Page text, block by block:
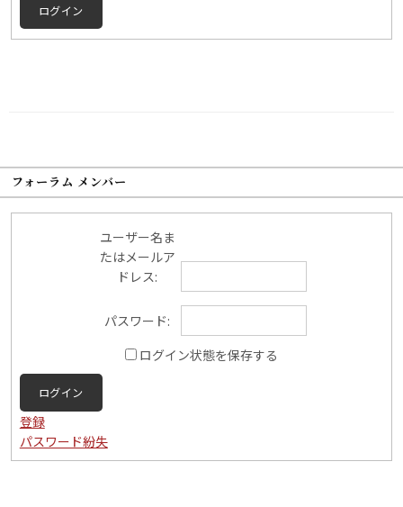
ログイン
フォーラム メンバー
ユーザー名ま
たはメールア
ドレス:
パスワード:
ログイン状態を保存する
ログイン
登録
パスワード紛失